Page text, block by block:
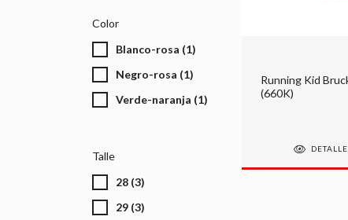
Color
Blanco-rosa (1)
Negro-rosa (1)
Verde-naranja (1)
Talle
28 (3)
29 (3)
Running Kid
(660K)